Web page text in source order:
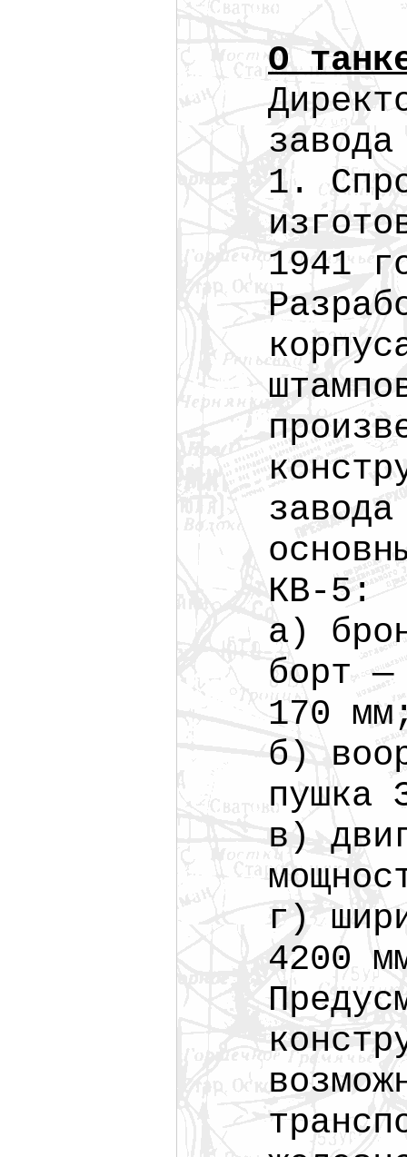
О
1.
1941
КВ-5:
а)
борт
170
б)
пушка
в)
г)
4200